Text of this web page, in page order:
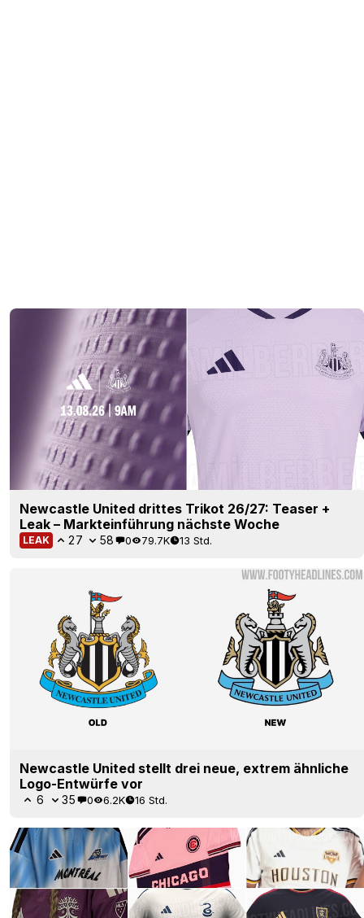
Newcastle United drittes Trikot 26/27: Teaser +
Leak – Markteinführung nächste Woche
LEAK 27 58 0 79.7K 13 Std.
Newcastle United stellt drei neue, extrem ähnliche
Logo-Entwürfe vor
6 35 0 6.2K 16 Std.